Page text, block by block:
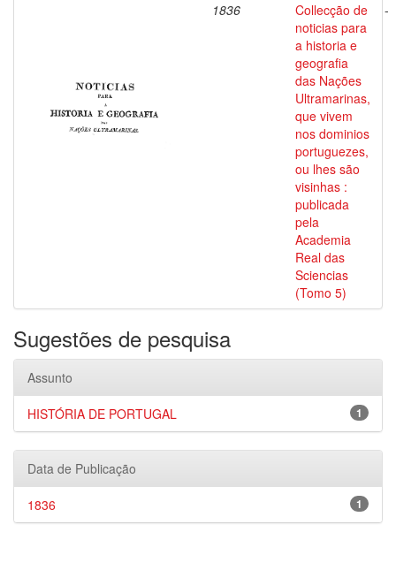
1836
Collecção de
noticias para
a historia e
geografia
das Nações
Ultramarinas,
que vivem
nos dominios
portuguezes,
ou lhes são
visinhas :
publicada
pela
Academia
Real das
Sciencias
(Tomo 5)
-
Sugestões de pesquisa
Assunto
1
HISTÓRIA DE PORTUGAL
Data de Publicação
1
1836